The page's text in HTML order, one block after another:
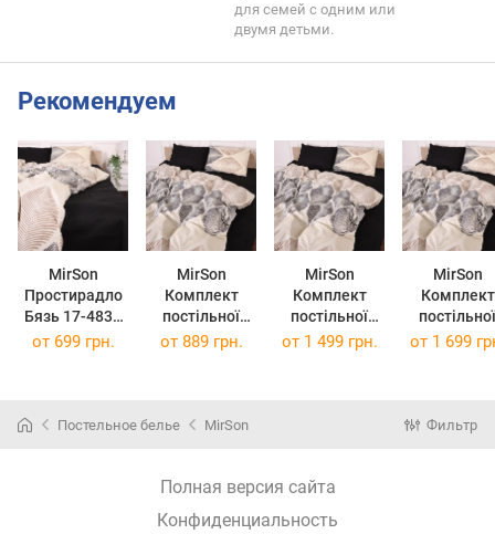
для семей с одним или
двумя детьми.
Рекомендуем
MirSon
Простирадло
Бязь 17-4839
Cristiano
MirSon
Комплект
постільної
білизни Бязь
MirSon
Комплект
постільної
білизни Бязь
MirSon
Комплект
постільної
білизни Бязь
от 699 грн. от 889 грн. от 1 499 грн. от 1 699
Постельное белье MirSon Фильтр
Полная версия сайта
Конфиденциальность